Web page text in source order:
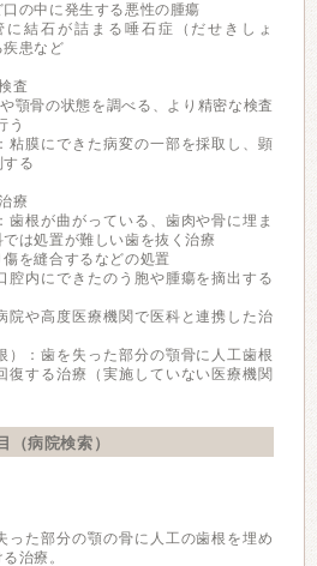
の中に発生する悪性の腫瘍
に結石が詰まる唾石症（だせきしょ
疾患など
査
顎骨の状態を調べる、より精密な検査
う
粘膜にできた病変の一部を採取し、顕
る
療
歯根が曲がっている、歯肉や骨に埋ま
は処置が難しい歯を抜く治療
を縫合するなどの処置
腔内にできたのう胞や腫瘍を摘出する
や高度医療機関で医科と連携した治
）：歯を失った部分の顎骨に人工歯根
復する治療（実施していない医療機関
（病院検索）
った部分の顎の骨に人工の歯根を埋め
治療。